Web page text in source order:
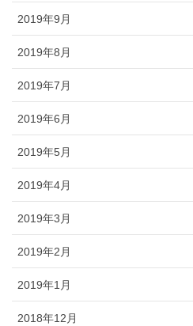
2019年9月
2019年8月
2019年7月
2019年6月
2019年5月
2019年4月
2019年3月
2019年2月
2019年1月
2018年12月